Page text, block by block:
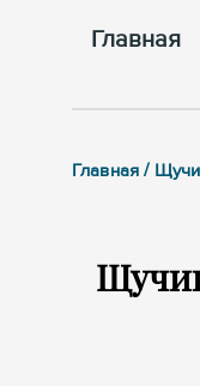
Главная
Главная /